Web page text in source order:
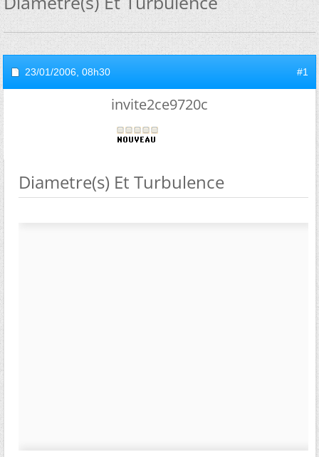
23/01/2006, 08h30 #1
invite2ce9720c
Diametre(s) Et Turbulence